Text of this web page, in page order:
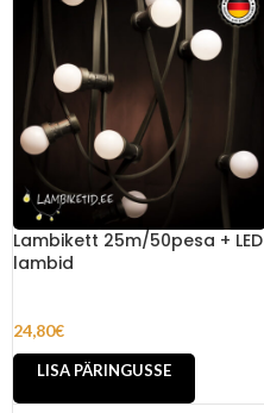
Lambikett 25m/50pesa + LED
lambid
24,80€
LISA PÄRINGUSSE